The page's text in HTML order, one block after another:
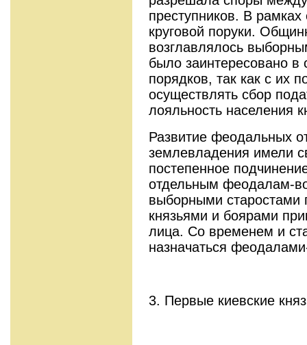
преступников. В
круговой поруки.
возглавлялось
было заинтересовано
порядков, так как с их
осуществлять сбор
лояльность населения
Развитие феодальных
землевладения имели
постепенное
отдельным феодалам-
выборными старостами
князьями и боярами
лица. Со временем и
назначаться
3. Первые киевские